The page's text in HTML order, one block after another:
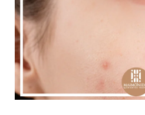
pueden afectar a los
para tratar el
dermatólogo puede es
tratamiento agresivo
cicatrización.